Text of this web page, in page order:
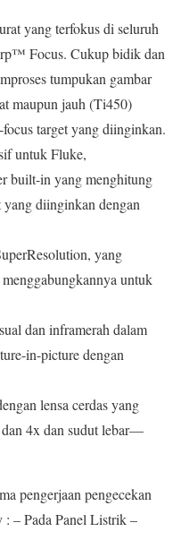
yang terfokus di seluruh
Focus. Cukup bidik dan
tumpukan gambar
maupun jauh (Ti450)
target yang diinginkan.
untuk Fluke,
built-in yang menghitung
diinginkan dengan
yang
untuk
dan inframerah dalam
in-picture dengan
lensa cerdas yang
4x dan sudut lebar—
pengerjaan pengecekan
: – Pada Panel Listrik –